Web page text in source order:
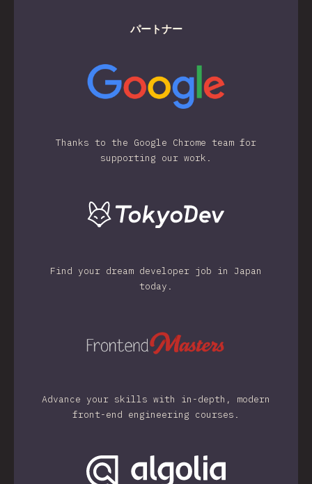
パートナー
Thanks to the Google Chrome team for
supporting our work.
Find your dream developer job in Japan
today.
Advance your skills with in-depth, modern
front-end engineering courses.